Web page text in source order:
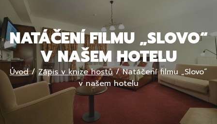
NATÁČENÍ FILMU „SLOVO“
V NAŠEM HOTELU
Úvod / Zápis v knize hostů / Natáčení filmu „Slovo“
v našem hotelu